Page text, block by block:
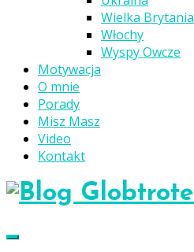
Wielka Brytania
Włochy
Wyspy Owcze
Motywacja
O mnie
Porady
Misz Masz
Video
Kontakt